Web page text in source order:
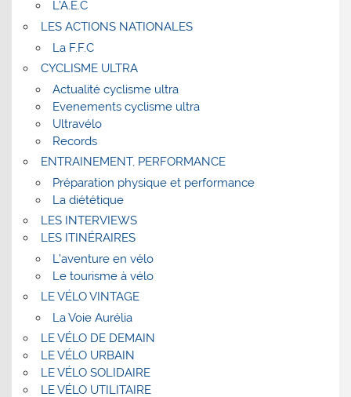
L’A.E.C
LES ACTIONS NATIONALES
La F.F.C
CYCLISME ULTRA
Actualité cyclisme ultra
Evenements cyclisme ultra
Ultravélo
Records
ENTRAINEMENT, PERFORMANCE
Préparation physique et performance
La diététique
LES INTERVIEWS
LES ITINÉRAIRES
L’aventure en vélo
Le tourisme à vélo
LE VÉLO VINTAGE
La Voie Aurélia
LE VÉLO DE DEMAIN
LE VÉLO URBAIN
LE VÉLO SOLIDAIRE
LE VÉLO UTILITAIRE